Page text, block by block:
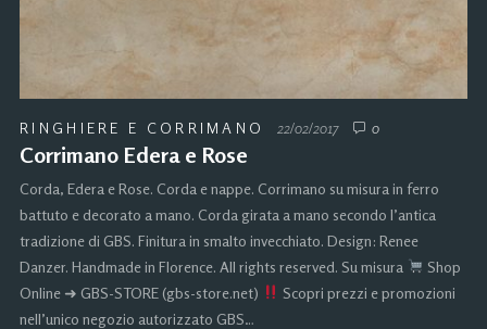
RINGHIERE E CORRIMANO 22/02/2017 0
Corrimano Edera e Rose
Corda, Edera e Rose. Corda e nappe. Corrimano su misura in ferro
battuto e decorato a mano. Corda girata a mano secondo l’antica
tradizione di GBS. Finitura in smalto invecchiato. Design: Renee
Danzer. Handmade in Florence. All rights reserved. Su misura
Shop
Online ➜ GBS-STORE (gbs-store.net)
Scopri prezzi e promozioni
nell’unico negozio autorizzato GBS…